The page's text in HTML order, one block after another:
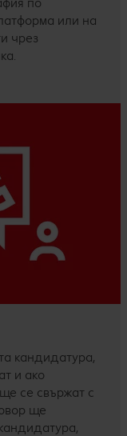
или на
чрез
кандидатура,
и ако
се свържат с
ще